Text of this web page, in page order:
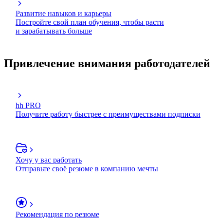
Развитие навыков и карьеры
Постройте свой план обучения, чтобы расти
и зарабатывать больше
Привлечение внимания работодателей
hh PRO
Получите работу быстрее с преимуществами подписки
Хочу у вас работать
Отправьте своё резюме в компанию мечты
Рекомендация по резюме